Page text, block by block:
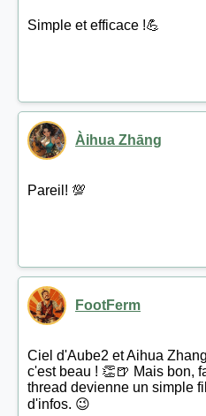
Simple et efficace !💪
Àihua Zhāng
Pareil! 💯
FootFerm
Ciel d'Aube2 et Aihua
c'est beau ! 👏🍺 Mais bon,
thread devienne un simple
d'infos. 😉